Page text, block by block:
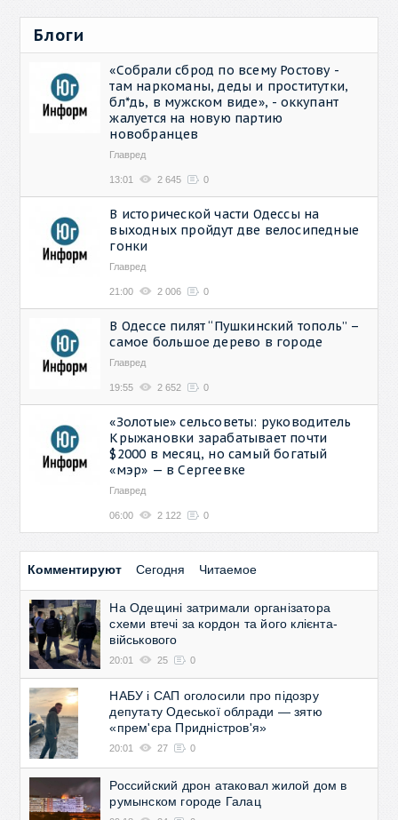
Блоги
«Собрали сброд по всему Ростову -
там наркоманы, деды и проститутки,
бл*дь, в мужском виде», - оккупант
жалуется на новую партию
новобранцев
Главред
13:01 2 645 0
В исторической части Одессы на
выходных пройдут две велосипедные
гонки
Главред
21:00 2 006 0
В Одессе пилят “Пушкинский тополь” –
самое большое дерево в городе
Главред
19:55 2 652 0
«Золотые» сельсоветы: руководитель
Крыжановки зарабатывает почти
$2000 в месяц, но самый богатый
«мэр» — в Сергеевке
Главред
06:00 2 122 0
Комментируют Сегодня Читаемое
На Одещині затримали організатора
схеми втечі за кордон та його клієнта-
військового
20:01 25 0
НАБУ і САП оголосили про підозру
депутату Одеської облради — зятю
«прем'єра Придністров'я»
20:01 27 0
Российский дрон атаковал жилой дом в
румынском городе Галац